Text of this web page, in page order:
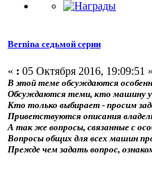
Bernina седьмой серии
« : 05 Октября 2016, 19:09:51 »
В этой теме обсуждаются
Обсуждаются теми, кто машину
Кто только выбирает - просим
Приветствуются описания
А так же вопросы, связанные с
Вопросы общих для всех машин
Прежде чем задать вопрос,